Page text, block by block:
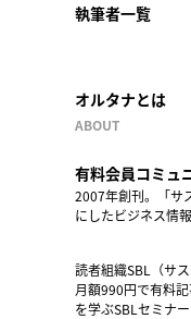
執筆者一覧
オルタナとは
ABOUT
有料会員コミュ
2007年創刊。「サ
にしたビジネス情
読者組織SBL（サ
月額990円で有料
を学ぶSBLセミナ